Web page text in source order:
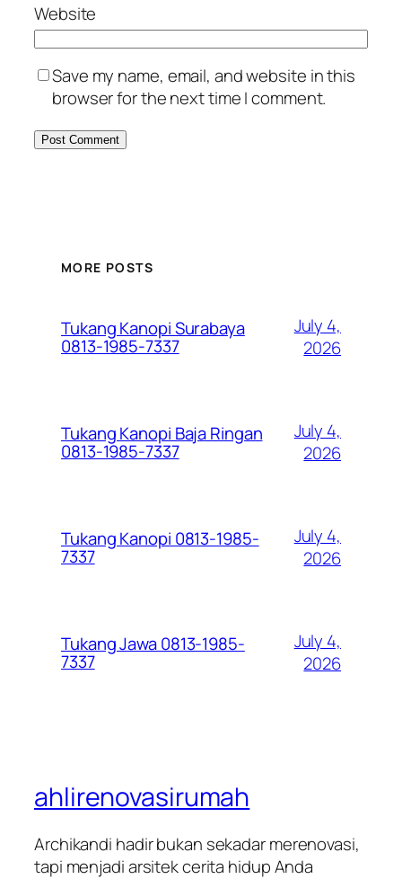
Website
Save my name, email, and website in this
browser for the next time I comment.
MORE POSTS
Tukang Kanopi Surabaya
0813-1985-7337
July 4,
2026
Tukang Kanopi Baja Ringan
0813-1985-7337
July 4,
2026
Tukang Kanopi 0813-1985-
7337
July 4,
2026
Tukang Jawa 0813-1985-
7337
July 4,
2026
ahlirenovasirumah
Archikandi hadir bukan sekadar merenovasi,
tapi menjadi arsitek cerita hidup Anda